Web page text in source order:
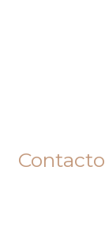
Contacto